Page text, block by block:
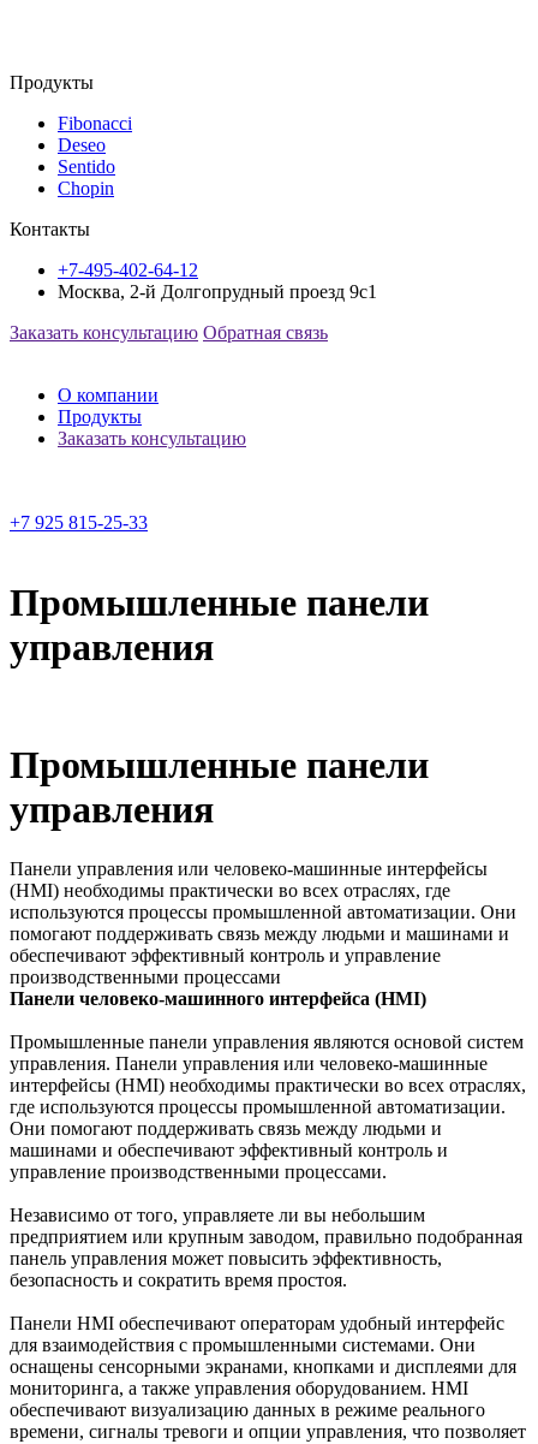
Продукты
Fibonacci
Deseo
Sentido
Chopin
Контакты
+7-495-402-64-12
Москва, 2-й Долгопрудный проезд 9с1
Заказать консультацию Обратная связь
О компании
Продукты
Заказать консультацию
+7 925 815-25-33
Промышленные панели
управления
Промышленные панели
управления
Панели управления или человеко-машинные интерфейсы
(HMI) необходимы практически во всех отраслях, где
используются процессы промышленной автоматизации. Они
помогают поддерживать связь между людьми и машинами и
обеспечивают эффективный контроль и управление
производственными процессами
Панели человеко-машинного интерфейса (HMI)
Промышленные панели управления являются основой систем
управления. Панели управления или человеко-машинные
интерфейсы (HMI) необходимы практически во всех отраслях,
где используются процессы промышленной автоматизации.
Они помогают поддерживать связь между людьми и
машинами и обеспечивают эффективный контроль и
управление производственными процессами.
Независимо от того, управляете ли вы небольшим
предприятием или крупным заводом, правильно подобранная
панель управления может повысить эффективность,
безопасность и сократить время простоя.
Панели HMI обеспечивают операторам удобный интерфейс
для взаимодействия с промышленными системами. Они
оснащены сенсорными экранами, кнопками и дисплеями для
мониторинга, а также управления оборудованием. HMI
обеспечивают визуализацию данных в режиме реального
времени, сигналы тревоги и опции управления, что позволяет